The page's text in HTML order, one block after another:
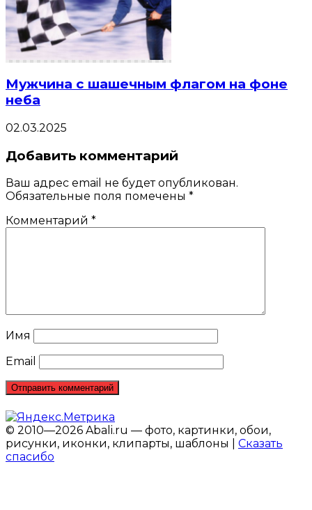
Мужчина с шашечным флагом на фоне
неба
02.03.2025
Добавить комментарий
Ваш адрес email не будет опубликован.
Обязательные поля помечены *
Комментарий *
Имя
Email
© 2010—2026 Abali.ru — фото, картинки, обои,
рисунки, иконки, клипарты, шаблоны | Сказать
спасибо